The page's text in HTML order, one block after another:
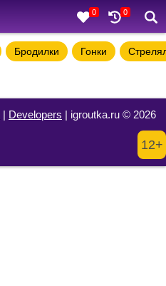
0 0
Бродилки Гонки
| Developers | igroutka.ru © 2026
12+